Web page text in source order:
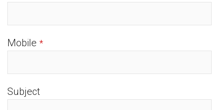
Mobile *
Subject